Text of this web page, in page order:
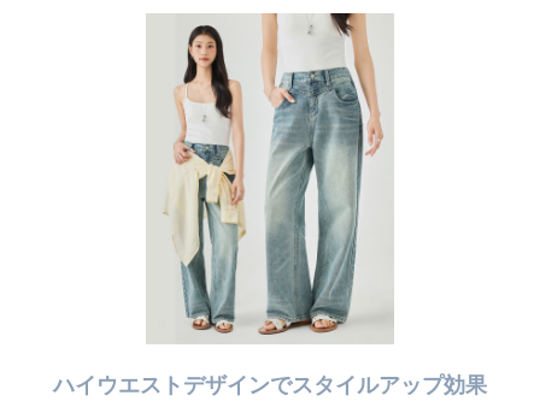
ハイウエストデザインでスタイルアップ効果